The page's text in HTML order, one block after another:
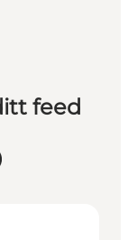
feed